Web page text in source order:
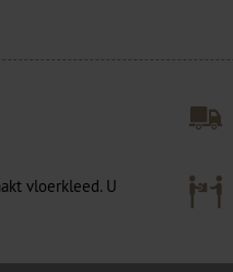
vloerkleed. U